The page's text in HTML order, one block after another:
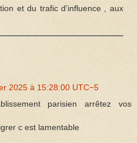
et du trafic d'influence , aux
2025 à 15:28:00 UTC−5
parisien arrêtez vos
c est lamentable